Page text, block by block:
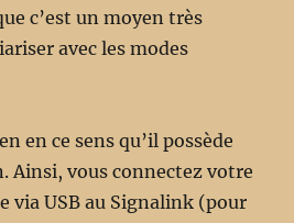
c’est un moyen très
avec les modes
en ce sens qu’il possède
Ainsi, vous connectez votre
via USB au Signalink (pour